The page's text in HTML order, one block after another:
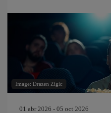
Image: Drazen Zigic
01 abr 2026 - 05 oct 2026